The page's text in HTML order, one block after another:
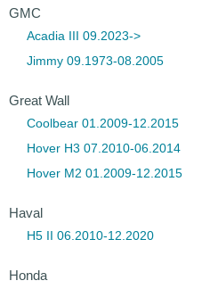
GMC
Acadia III 09.2023->
Jimmy 09.1973-08.2005
Great Wall
Coolbear 01.2009-12.2015
Hover H3 07.2010-06.2014
Hover M2 01.2009-12.2015
Haval
H5 II 06.2010-12.2020
Honda